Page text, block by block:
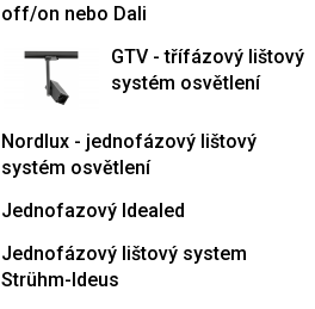
off/on nebo Dali
GTV - třífázový lištový
systém osvětlení
Nordlux - jednofázový lištový
systém osvětlení
Jednofazový Idealed
Jednofázový lištový system
Strühm-Ideus